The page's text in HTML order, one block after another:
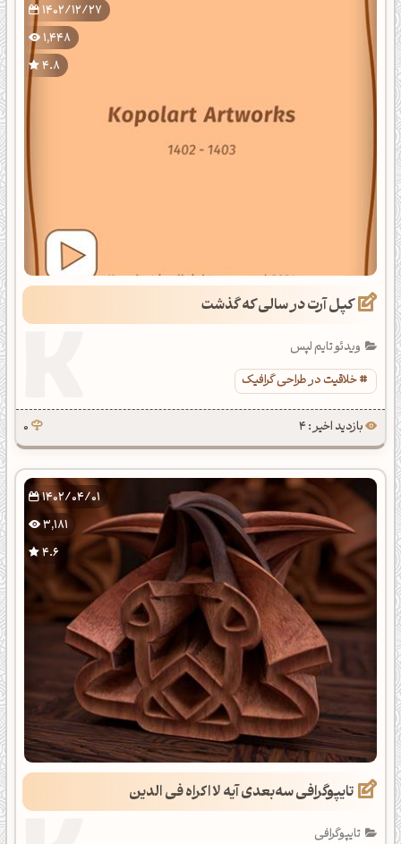
1402/12/27
1,448
4.8
کپل آرت در سالی که گذشت
ویدئو تایم لپس
خلاقیت در طراحی گرافیک
بازدید اخیر : 4 0
1402/04/01
3,181
4.6
تایپوگرافی سه‌بعدی آیه لا اکراه فی الدین
تایپوگرافی